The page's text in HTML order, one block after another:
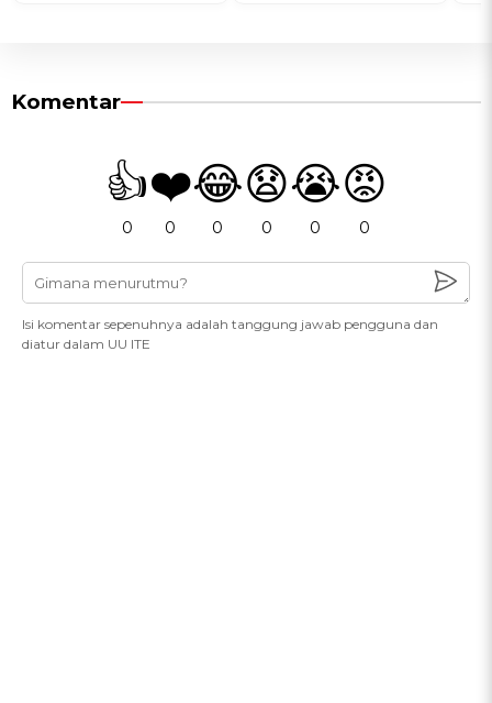
Komentar
👍
0
❤️
0
😂
0
😧
0
😭
0
😡
0
Isi komentar sepenuhnya adalah tanggung jawab pengguna dan
diatur dalam UU ITE